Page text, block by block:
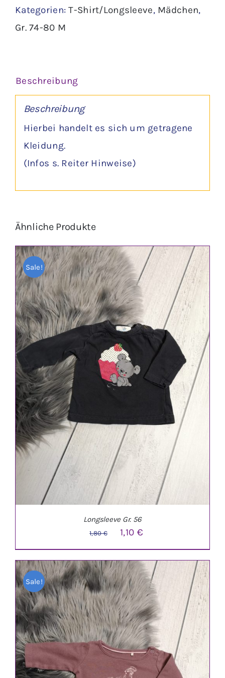
Menge
Kategorien:T-Shirt/Longsleeve, Mädchen,
Gr. 74-80 M
Beschreibung
Beschreibung
Hierbei handelt es sich um getragene
Kleidung.
(Infos s. Reiter Hinweise)
Ähnliche Produkte
Sale!
IN DEN WARENKORB / DETAILS
Longsleeve Gr. 56
1,80€
Ursprünglicher
Preis
war:
1,80 €
1,10 €Aktueller
Preis
ist:
1,10 €.
Sale!